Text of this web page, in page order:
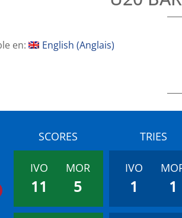
en: English (Anglais)
SCORES TRIES
IVO MOR
11 5
IVO
1 1